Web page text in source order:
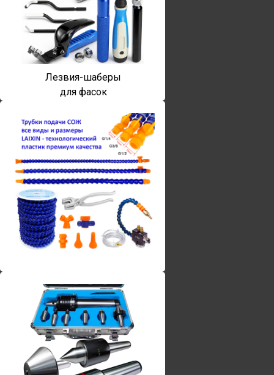
Лезвия-шаберы
для фасок
Винты torx